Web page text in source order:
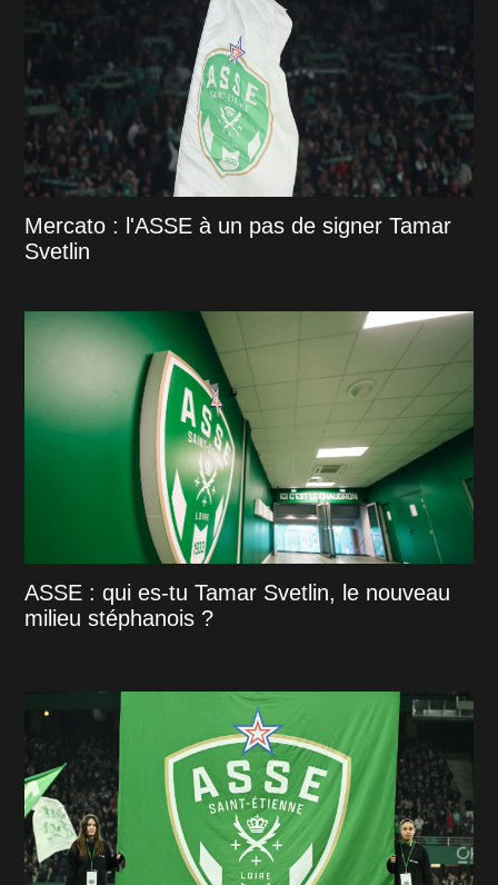
Mercato : l'ASSE à un pas de signer Tamar
Svetlin
ASSE : qui es-tu Tamar Svetlin, le nouveau
milieu stéphanois ?